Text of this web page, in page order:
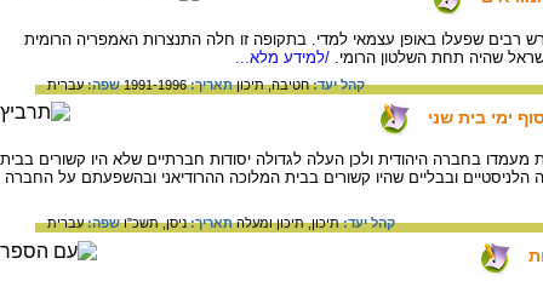
רבים שפעלו באופן עצמאי למדי. בתקופה זו חלה התנצרות האמפריה הרומית
שהיה תחת השלטון הרומי. /למידע מלא...
קהל יעד:חטיבה,תיכוןתאריך:1991-1996 שפה:עברית
ימי בית שני
בחברה היהודית ולכן העלה לגדולה יסודות חברתיים שלא היו קשורים בבית
ובבליים שהיו קשורים בבית המלוכה ההרודיאני ובהשפעתם על החברה
קהל יעד:תיכון,תיכון ומעלהתאריך:ניסן, תשכ"ושפה:עברית